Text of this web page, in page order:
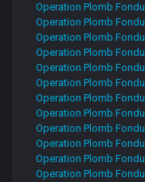
Operation Plomb Fondu
Operation Plomb Fondu
Operation Plomb Fondu
Operation Plomb Fondu
Operation Plomb Fondu
Operation Plomb Fondu
Operation Plomb Fondu
Operation Plomb Fondu
Operation Plomb Fondu
Operation Plomb Fondu
Operation Plomb Fondu
Operation Plomb Fondu